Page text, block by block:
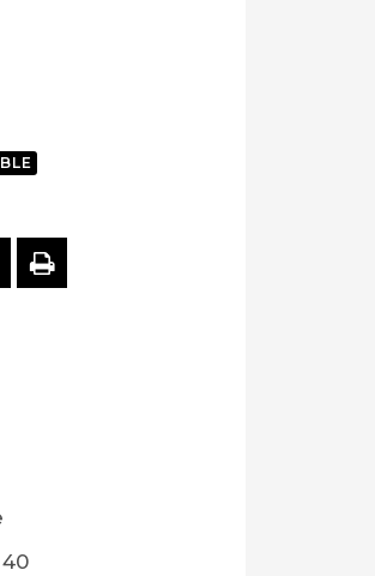
SUR FACEBOOK
PARTAGER SUR
IMPRIMER